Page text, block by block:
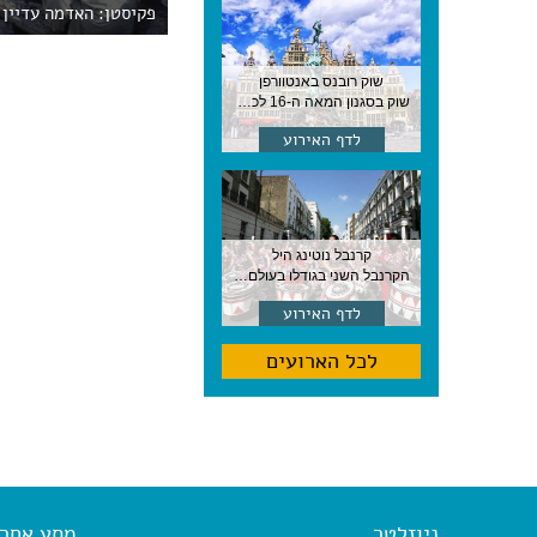
שוק רובנס באנטוורפן
שוק בסגנון המאה ה-16 לכבודו של הצייר המפורסם, בן העיר, נערך ב-15 באוגוסט באנטוורפן
לדף האירוע
קרנבל נוטינג היל
הקרנבל השני בגודלו בעולם, עם מוזיקה, תהלוכות ותחפושות. לונדון
לדף האירוע
לכל הארועים
פקיסטן: האדמה